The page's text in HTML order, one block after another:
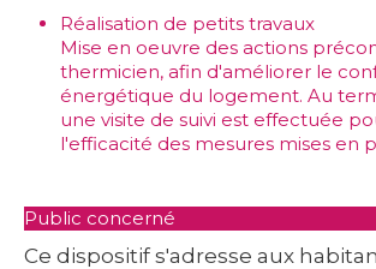
Réalisation de petits travaux
Mise en oeuvre des actions
thermicien, afin d'améliorer le
énergétique du logement. Au
une visite de suivi est effectuée
l'efficacité des mesures mises en
Public concerné
Ce dispositif s'adresse aux